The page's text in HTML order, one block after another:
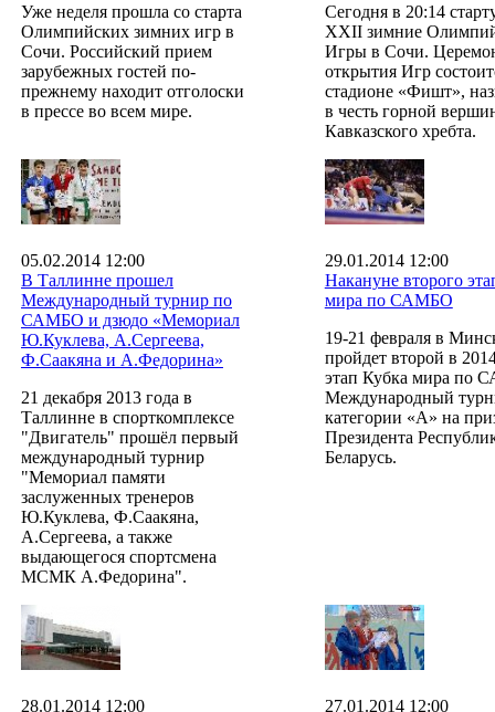
Уже неделя прошла со старта
Олимпийских зимних игр в
Сочи. Российский прием
зарубежных гостей по-
прежнему находит отголоски
в прессе во всем мире.
Сегодня в 20:14
XXII зимние
Игры в Сочи.
открытия Игр
стадионе «Фишт»,
в честь горной
Кавказского хребта.
05.02.2014 12:00
В Таллинне прошел
Международный турнир по
САМБО и дзюдо «Мемориал
Ю.Куклева, А.Сергеева,
Ф.Саакяна и А.Федорина»
21 декабря 2013 года в
Таллинне в спорткомплексе
"Двигатель" прошёл первый
международный турнир
"Мемориал памяти
заслуженных тренеров
Ю.Куклева, Ф.Саакяна,
А.Сергеева, а также
выдающегося спортсмена
МСМК А.Федорина".
29.01.2014 12:00
Накануне второго
мира по САМБО
19-21 февраля в
пройдет второй в
этап Кубка мира по
Международный
категории «А» на
Президента
Беларусь.
28.01.2014 12:00
27.01.2014 12:00